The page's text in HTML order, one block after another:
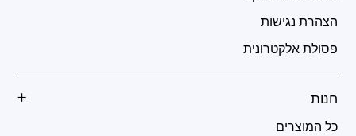
הצהרת נגישות
פסולת אלקטרונית
חנות
כל המוצרים